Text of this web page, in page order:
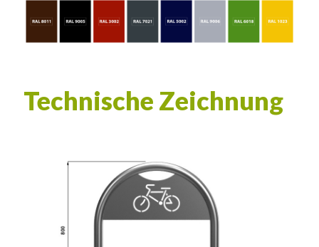
Technische Zeichnung